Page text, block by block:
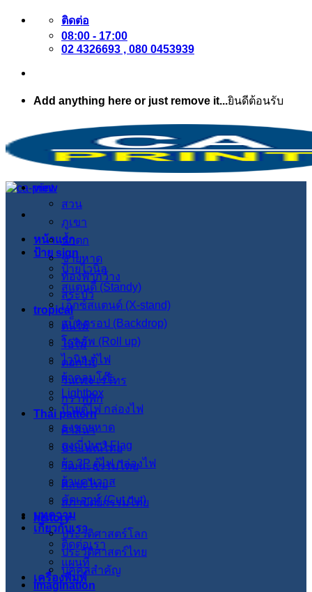
ข้าม
เนื้อหา
ติดต่อ
08:00 - 17:00
02 4326693 , 080 0453939
Add anything here or just remove it...ยินดีต้อนรับ
หน้าแรก
ป้าย sign
ป้ายไวนิล
สแตนดี้ (Standy)
เอ็กซ์สแตนด์ (X-stand)
แบ็คดรอป (Backdrop)
โรลอัพ (Roll up)
ไวนิล ตู้ไฟ
ผ้าคลุมโต๊ะ
Lightbox
ป้ายตู้ไฟ กล่องไฟ
ธงชายหาด
ธงญี่ปุ่น J-Flag
ผ้า 3P ตู้ไฟ กล่องไฟ
ผ้าแคนวาส
คัตเอาท์ (Cut out)
บทความ
เกี่ยวกับเรา
ติดต่อเรา
แผนที่
เครื่องพิมพ์
view
สวน
ภูเขา
น้ำตก
ชายหาด
ท้องฟ้ากว้าง
สระบัว
tropical
ต้นไม้
ใบไม้
ดอกไม้
วินเทจ เรโทร
กราฟฟิก
Thai pattern
ศาสนา
ประเพณีไทย
วัฒนะธรรมไทย
ศิลปะไทย
สภาปัตย์กรรมไทย
history
ประวัติศาสตร์โลก
ประวัติศาสตร์ไทย
บุคคลสำคัญ
imagination